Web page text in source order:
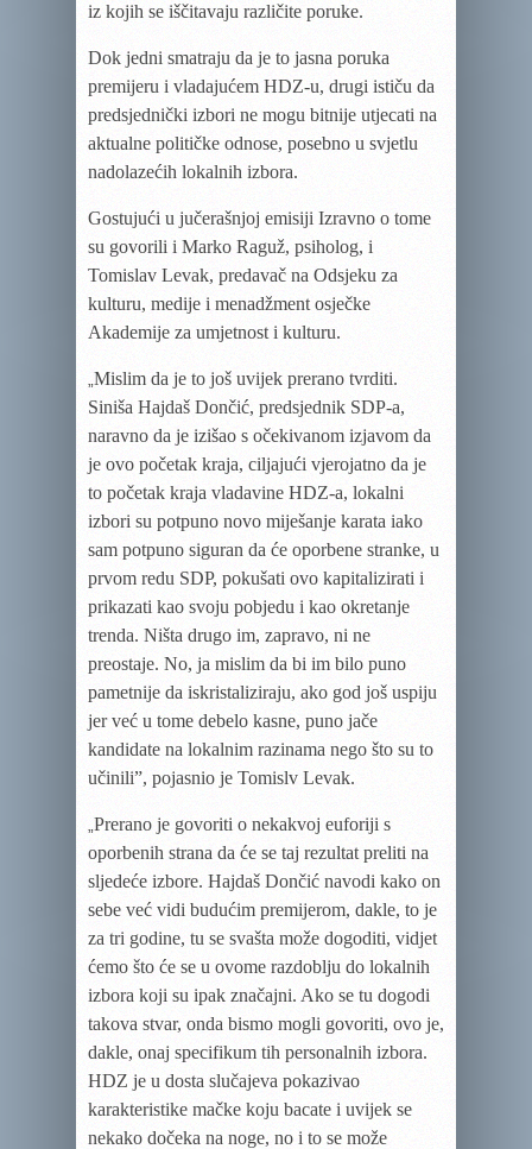
iz kojih se iščitavaju različite poruke.
Dok jedni smatraju da je to jasna poruka
premijeru i vladajućem HDZ-u, drugi ističu da
predsjednički izbori ne mogu bitnije utjecati na
aktualne političke odnose, posebno u svjetlu
nadolazećih lokalnih izbora.
Gostujući u jučerašnjoj emisiji Izravno o tome
su govorili i Marko Raguž, psiholog, i
Tomislav Levak, predavač na Odsjeku za
kulturu, medije i menadžment osječke
Akademije za umjetnost i kulturu.
Mislim da je to još uvijek prerano tvrditi.
Siniša Hajdaš Dončić, predsjednik SDP-a,
naravno da je izišao s očekivanom izjavom da
je ovo početak kraja, ciljajući vjerojatno da je
to početak kraja vladavine HDZ-a, lokalni
izbori su potpuno novo miješanje karata iako
sam potpuno siguran da će oporbene stranke, u
prvom redu SDP, pokušati ovo kapitalizirati i
prikazati kao svoju pobjedu i kao okretanje
trenda. Ništa drugo im, zapravo, ni ne
preostaje. No, ja mislim da bi im bilo puno
pametnije da iskristaliziraju, ako god još uspiju
jer već u tome debelo kasne, puno jače
kandidate na lokalnim razinama nego što su to
učinili”, pojasnio je Tomislv Levak.
Prerano je govoriti o nekakvoj euforiji s
oporbenih strana da će se taj rezultat preliti na
sljedeće izbore. Hajdaš Dončić navodi kako on
sebe već vidi budućim premijerom, dakle, to je
za tri godine, tu se svašta može dogoditi, vidjet
ćemo što će se u ovome razdoblju do lokalnih
izbora koji su ipak značajni. Ako se tu dogodi
takova stvar, onda bismo mogli govoriti, ovo je,
dakle, onaj specifikum tih personalnih izbora.
HDZ je u dosta slučajeva pokazivao
karakteristike mačke koju bacate i uvijek se
nekako dočeka na noge, no i to se može